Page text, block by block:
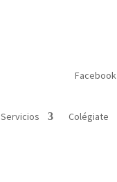
Facebook
Servicios Colégiate